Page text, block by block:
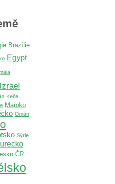
Brazílie
Egypt
Izrael
Keňa
Maroko
Omán
Sýrie
ČR